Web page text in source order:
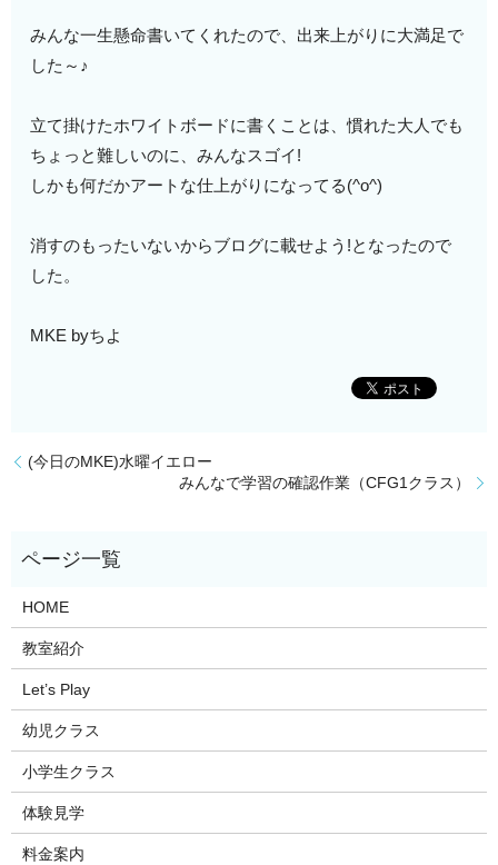
みんな一生懸命書いてくれたので、出来上がりに大満足で
した～♪
立て掛けたホワイトボードに書くことは、慣れた大人でも
ちょっと難しいのに、みんなスゴイ!
しかも何だかアートな仕上がりになってる(^o^)
消すのもったいないからブログに載せよう!となったので
した。
MKE byちよ
(今日のMKE)水曜イエロー
みんなで学習の確認作業（CFG1クラス）
HOME
教室紹介
Let’s Play
幼児クラス
小学生クラス
体験見学
料金案内